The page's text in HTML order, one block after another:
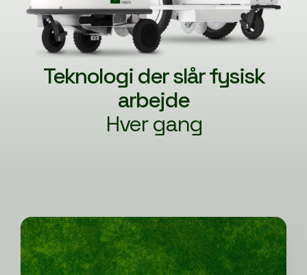
Teknologi der slår fysisk
arbejde
Hver gang